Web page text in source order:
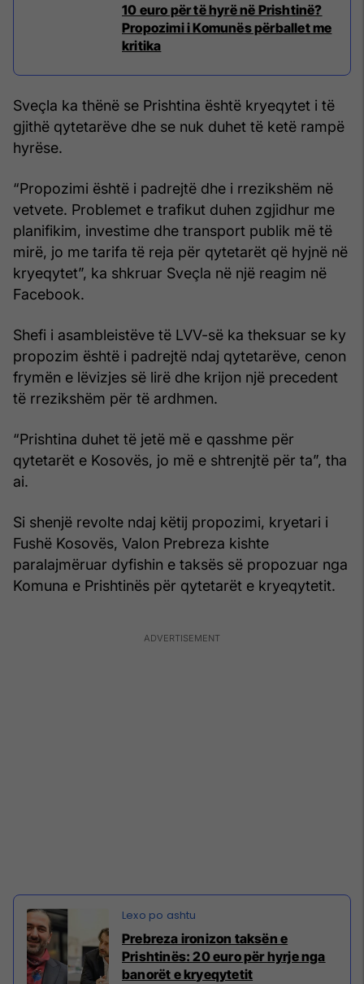
10 euro për të hyrë në Prishtinë?
Propozimi i Komunës përballet me
kritika
Sveçla ka thënë se Prishtina është kryeqytet i të
gjithë qytetarëve dhe se nuk duhet të ketë rampë
hyrëse.
“Propozimi është i padrejtë dhe i rrezikshëm në
vetvete. Problemet e trafikut duhen zgjidhur me
planifikim, investime dhe transport publik më të
mirë, jo me tarifa të reja për qytetarët që hyjnë në
kryeqytet”, ka shkruar Sveçla në një reagim në
Facebook.
Shefi i asambleistëve të LVV-së ka theksuar se ky
propozim është i padrejtë ndaj qytetarëve, cenon
frymën e lëvizjes së lirë dhe krijon një precedent
të rrezikshëm për të ardhmen.
“Prishtina duhet të jetë më e qasshme për
qytetarët e Kosovës, jo më e shtrenjtë për ta”, tha
ai.
Si shenjë revolte ndaj këtij propozimi, kryetari i
Fushë Kosovës, Valon Prebreza kishte
paralajmëruar dyfishin e taksës së propozuar nga
Komuna e Prishtinës për qytetarët e kryeqytetit.
Prebreza ironizon taksën e
Prishtinës: 20 euro për hyrje nga
banorët e kryeqytetit